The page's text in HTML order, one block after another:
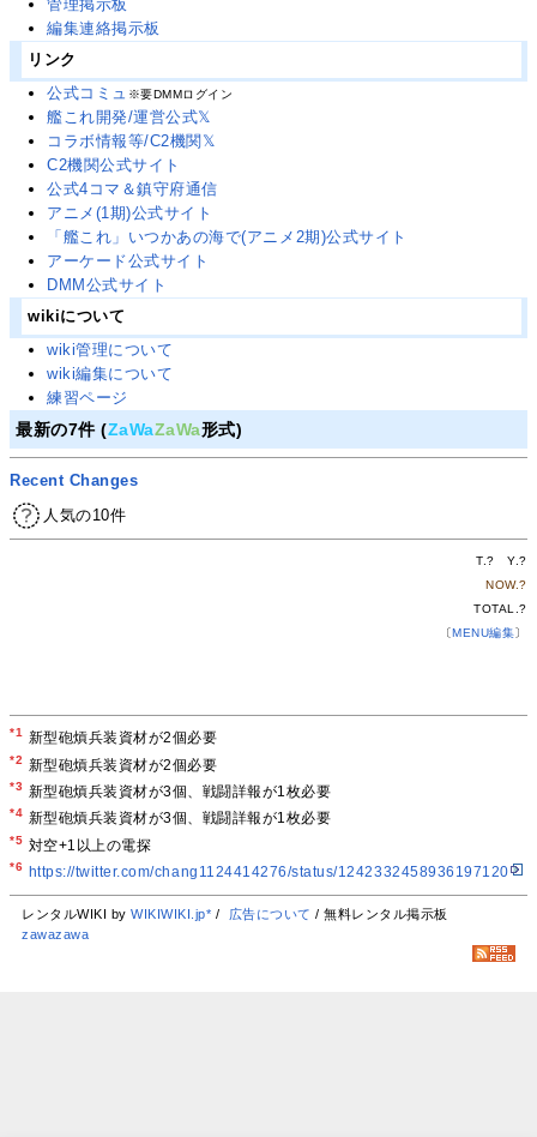
管理掲示板
編集連絡掲示板
リンク
公式コミュ ※要DMMログイン
艦これ開発/運営公式𝕏
コラボ情報等/C2機関𝕏
C2機関公式サイト
公式4コマ＆鎮守府通信
アニメ(1期)公式サイト
「艦これ」いつかあの海で(アニメ2期)公式サイト
アーケード公式サイト
DMM公式サイト
wikiについて
wiki管理について
wiki編集について
練習ページ
最新の7件 (ZaWaZaWa形式)
Recent Changes
人気の10件
T.? Y.?
NOW.?
TOTAL.?
〔MENU編集〕
*1 新型砲熕兵装資材が2個必要
*2 新型砲熕兵装資材が2個必要
*3 新型砲熕兵装資材が3個、戦闘詳報が1枚必要
*4 新型砲熕兵装資材が3個、戦闘詳報が1枚必要
*5 対空+1以上の電探
*6 https://twitter.com/chang1124414276/status/1242332458936197120
レンタルWIKI byWIKIWIKI.jp* / 広告について / 無料レンタル掲示板
zawazawa